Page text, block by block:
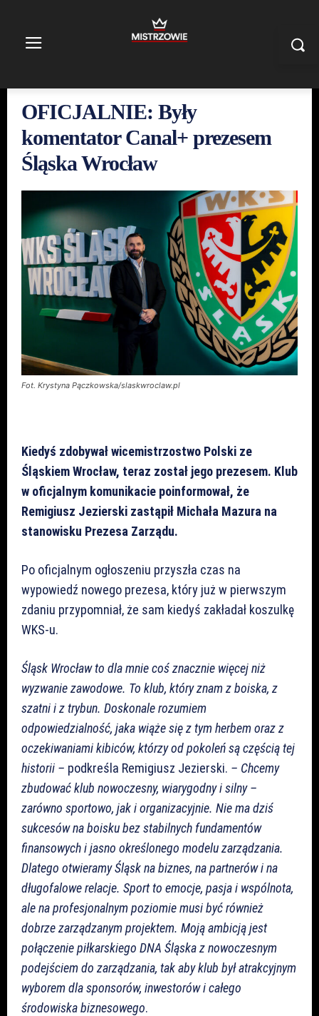
OFICJALNIE: Były
komentator Canal+ prezesem
Śląska Wrocław
Fot. Krystyna Pączkowska/slaskwroclaw.pl
Kiedyś zdobywał wicemistrzostwo Polski ze
Śląskiem Wrocław, teraz został jego prezesem. Klub
w oficjalnym komunikacie poinformował, że
Remigiusz Jezierski zastąpił Michała Mazura na
stanowisku Prezesa Zarządu.
Po oficjalnym ogłoszeniu przyszła czas na
wypowiedź nowego prezesa, który już w pierwszym
zdaniu przypomniał, że sam kiedyś zakładał koszulkę
WKS-u.
Śląsk Wrocław to dla mnie coś znacznie więcej niż
wyzwanie zawodowe. To klub, który znam z boiska, z
szatni i z trybun. Doskonale rozumiem
odpowiedzialność, jaka wiąże się z tym herbem oraz z
oczekiwaniami kibiców, którzy od pokoleń są częścią tej
historii – podkreśla Remigiusz Jezierski. – Chcemy
zbudować klub nowoczesny, wiarygodny i silny –
zarówno sportowo, jak i organizacyjnie. Nie ma dziś
sukcesów na boisku bez stabilnych fundamentów
finansowych i jasno określonego modelu zarządzania.
Dlatego otwieramy Śląsk na biznes, na partnerów i na
długofalowe relacje. Sport to emocje, pasja i wspólnota,
ale na profesjonalnym poziomie musi być również
dobrze zarządzanym projektem. Moją ambicją jest
połączenie piłkarskiego DNA Śląska z nowoczesnym
podejściem do zarządzania, tak aby klub był atrakcyjnym
wyborem dla sponsorów, inwestorów i całego
środowiska biznesowego.